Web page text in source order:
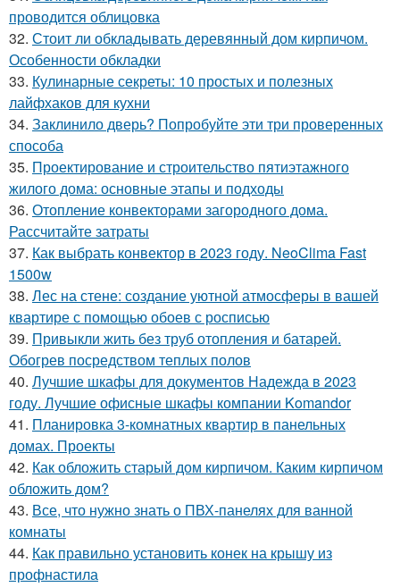
проводится облицовка
32. Стоит ли обкладывать деревянный дом кирпичом.
Особенности обкладки
33. Кулинарные секреты: 10 простых и полезных
лайфхаков для кухни
34. Заклинило дверь? Попробуйте эти три проверенных
способа
35. Проектирование и строительство пятиэтажного
жилого дома: основные этапы и подходы
36. Отопление конвекторами загородного дома.
Рассчитайте затраты
37. Как выбрать конвектор в 2023 году. NeoClima Fast
1500w
38. Лес на стене: создание уютной атмосферы в вашей
квартире с помощью обоев с росписью
39. Привыкли жить без труб отопления и батарей.
Обогрев посредством теплых полов
40. Лучшие шкафы для документов Надежда в 2023
году. Лучшие офисные шкафы компании Komandor
41. Планировка 3-комнатных квартир в панельных
домах. Проекты
42. Как обложить старый дом кирпичом. Каким кирпичом
обложить дом?
43. Все, что нужно знать о ПВХ-панелях для ванной
комнаты
44. Как правильно установить конек на крышу из
профнастила